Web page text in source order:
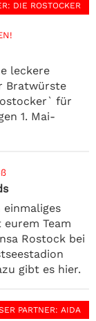
: DIE ROSTOCKER
leckere
Bratwürste
für
1. Mai-
einmaliges
Team
Rostock bei
gibt es hier.
PARTNER: AIDA